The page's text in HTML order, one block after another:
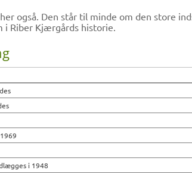
også. Den står til minde om den store
i Riber Kjærgårds historie.
i 1948